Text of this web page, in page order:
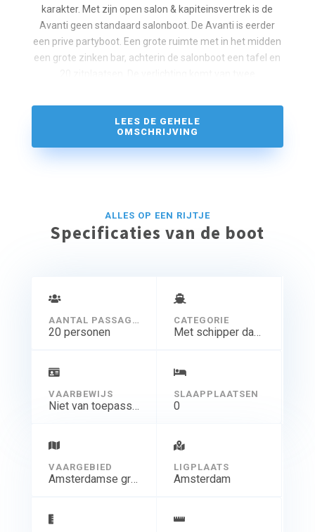
karakter. Met zijn open salon & kapiteinsvertrek is de
Avanti geen standaard salonboot. De Avanti is eerder
een prive partyboot. Een grote ruimte met in het midden
een grote zinken bar, achterin de salonboot een tafel en
anders dan anderen’ gevoel. De Avanti is ook heel
geschikt voor een prive rondvaart tijdens het
Amsterdam Light Festival Sail.
*het dak van de salonboot kan helemaal open
LEES DE GEHELE
OMSCHRIJVING
ALLES OP EEN RIJTJE
Specificaties van de boot
AANTAL PASSAGIERS
20 personen
CATEGORIE
Met schipper dagtocht
VAARBEWIJS
Niet van toepassing
SLAAPPLAATSEN
0
VAARGEBIED
Amsterdamse grachten
LIGPLAATS
Amsterdam